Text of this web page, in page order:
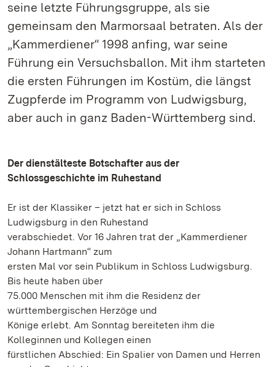
seine letzte Führungsgruppe, als sie
gemeinsam den Marmorsaal betraten. Als der
„Kammerdiener“ 1998 anfing, war seine
Führung ein Versuchsballon. Mit ihm starteten
die ersten Führungen im Kostüm, die längst
Zugpferde im Programm von Ludwigsburg,
aber auch in ganz Baden-Württemberg sind.
Der dienstälteste Botschafter aus der
Schlossgeschichte im Ruhestand
Er ist der Klassiker – jetzt hat er sich in Schloss
Ludwigsburg in den Ruhestand
verabschiedet. Vor 16 Jahren trat der „Kammerdiener
Johann Hartmann“ zum
ersten Mal vor sein Publikum in Schloss Ludwigsburg.
Bis heute haben über
75.000 Menschen mit ihm die Residenz der
württembergischen Herzöge und
Könige erlebt. Am Sonntag bereiteten ihm die
Kolleginnen und Kollegen einen
fürstlichen Abschied: Ein Spalier von Damen und Herren